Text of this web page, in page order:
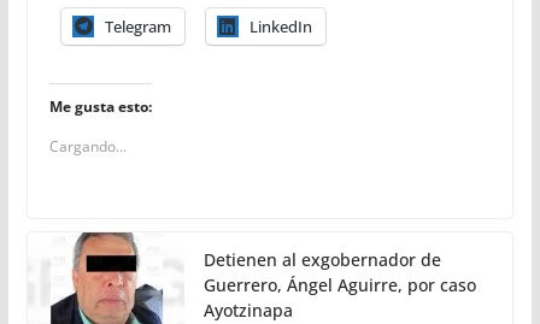
Telegram LinkedIn
Me gusta esto:
Cargando...
Detienen al exgobernador de
Guerrero, Ángel Aguirre, por caso
Ayotzinapa